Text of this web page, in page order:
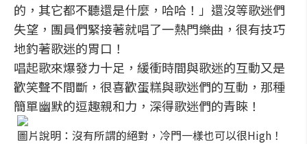
的，其它都不聽還是什麼，哈哈！」還沒等歌迷們
失望，團員們緊接著就唱了一熱門樂曲，很有技巧
地釣著歌迷的胃口！
唱起歌來爆發力十足，緩衝時間與歌迷的互動又是
歡笑聲不間斷，很喜歡蛋糕與歌迷們的互動，那種
簡單幽默的逗趣親和力，深得歌迷們的青睞！
圖片說明：沒有所謂的絕對，冷門一樣也可以很High！